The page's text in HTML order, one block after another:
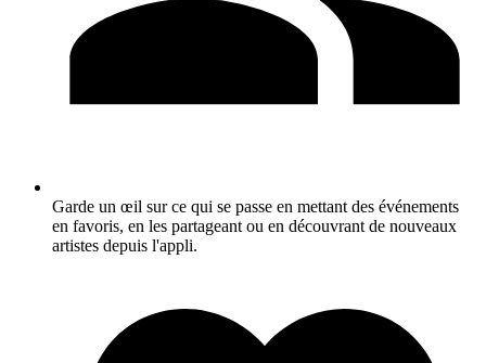
Garde un œil sur ce qui se passe en mettant des événements
en favoris, en les partageant ou en découvrant de nouveaux
artistes depuis l'appli.